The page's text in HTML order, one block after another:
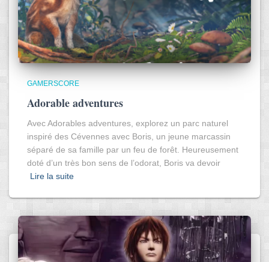
GAMERSCORE
Adorable adventures
Avec Adorables adventures, explorez un parc naturel
inspiré des Cévennes avec Boris, un jeune marcassin
séparé de sa famille par un feu de forêt. Heureusement
doté d’un très bon sens de l’odorat, Boris va devoir
Lire la suite